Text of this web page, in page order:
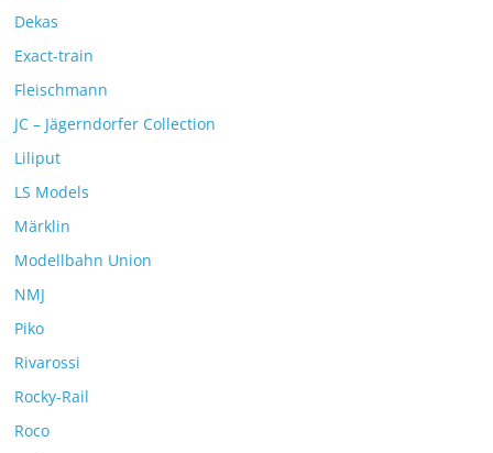
Dekas
Exact-train
Fleischmann
JC – Jägerndorfer Collection
Liliput
LS Models
Märklin
Modellbahn Union
NMJ
Piko
Rivarossi
Rocky-Rail
Roco